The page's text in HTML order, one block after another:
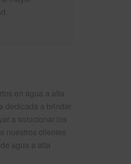
en agua a alta
dedicada a brindar
a solucionar los
nuestros clientes
agua a alta